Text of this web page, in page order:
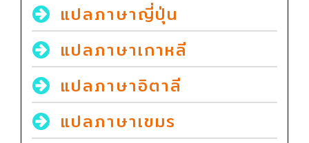
แปลภาษาญี่ปุ่น
แปลภาษาเกาหลี
แปลภาษาอิตาลี
แปลภาษาเขมร